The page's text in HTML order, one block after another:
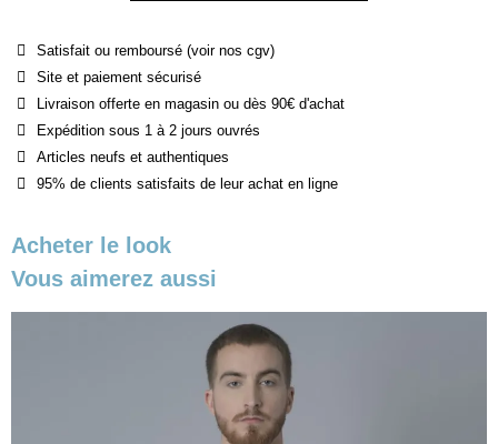
Satisfait ou remboursé (voir nos cgv)
Site et paiement sécurisé
Livraison offerte en magasin ou dès 90€ d'achat
Expédition sous 1 à 2 jours ouvrés
Articles neufs et authentiques
95% de clients satisfaits de leur achat en ligne
Acheter le look
Vous aimerez aussi